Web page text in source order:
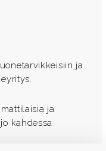
ja
ja
kahdessa